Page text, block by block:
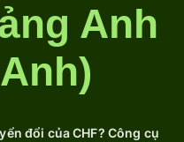
Anh
đổi của CHF? Công cụ